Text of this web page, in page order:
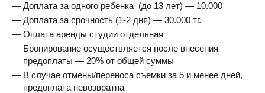
Доплата за одного ребенка (до 13 лет) — 10.000
Доплата за срочность (1-2 дня) — 30.000 тг.
Оплата аренды студии отдельная
Бронирование осуществляется после внесения
предоплаты — 20% от общей суммы
В случае отмены/переноса съемки за 5 и менее дней,
предоплата невозвратна